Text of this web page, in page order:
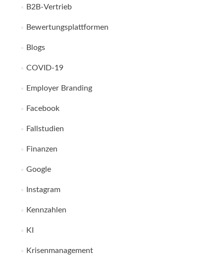
B2B-Vertrieb
Bewertungsplattformen
Blogs
COVID-19
Employer Branding
Facebook
Fallstudien
Finanzen
Google
Instagram
Kennzahlen
KI
Krisenmanagement